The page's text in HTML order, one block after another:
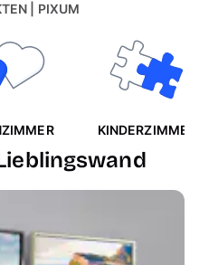
| PIXUM
KINDERZIMMER